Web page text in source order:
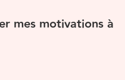
mes motivations à